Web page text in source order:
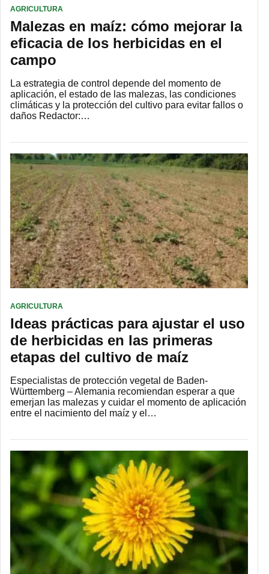
AGRICULTURA
Malezas en maíz: cómo mejorar la
eficacia de los herbicidas en el
campo
La estrategia de control depende del momento de
aplicación, el estado de las malezas, las condiciones
climáticas y la protección del cultivo para evitar fallos o
daños Redactor:…
AGRICULTURA
Ideas prácticas para ajustar el uso
de herbicidas en las primeras
etapas del cultivo de maíz
Especialistas de protección vegetal de Baden-
Württemberg – Alemania recomiendan esperar a que
emerjan las malezas y cuidar el momento de aplicación
entre el nacimiento del maíz y el…